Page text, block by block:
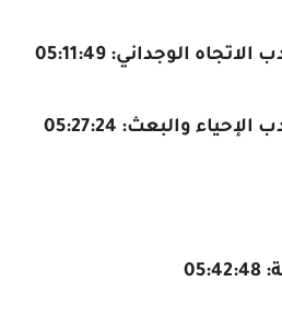
الوجداني: 05:11:49
والبعث: 05:27:24